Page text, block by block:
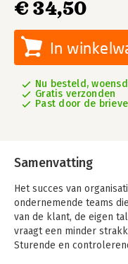
€ 34,50
In
Nu besteld,
Gratis verzonden
Past door de
Samenvatting
Het succes van
ondernemende teams
van de klant, de eigen
vraagt een minder
Sturende en